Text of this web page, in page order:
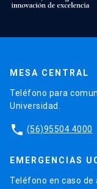
MESA CENTRAL
Teléfono para
Universidad.
phone (56)95504 4000
EMERGENCIAS
Teléfono en caso de